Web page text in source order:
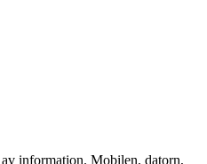
information. Mobilen, datorn,